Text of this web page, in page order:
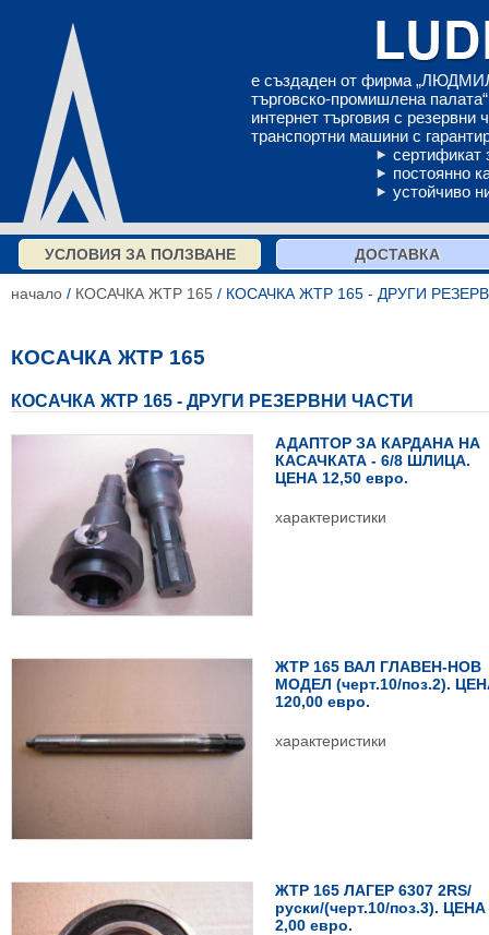
е създаден от фирма
търговско-промишлена
интернет търговия с резервни
транспортни машини с
сертификат
постоянно
устойчиво
УСЛОВИЯ ЗА ПОЛЗВАНЕ ДОСТАВКА
начало / КОСАЧКА ЖТР 165 / КОСАЧКА ЖТР 165 - ДРУГИ
КОСАЧКА ЖТР 165
КОСАЧКА ЖТР 165 - ДРУГИ РЕЗЕРВНИ ЧАСТИ
АДАПТОР ЗА КАРДАНА НА
КАСАЧКАТА - 6/8 ШЛИЦА.
ЦЕНА 12,50 евро.
характеристики
ЖТР 165 ВАЛ ГЛАВЕН-НОВ
МОДЕЛ (черт.10/поз.2).
120,00 евро.
характеристики
ЖТР 165 ЛАГЕР 6307 2RS/
руски/(черт.10/поз.3). ЦЕНА
2,00 евро.